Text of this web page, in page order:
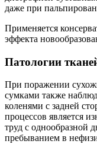
даже при
Применяется
эффекта
Патологии
При поражении
сумками также
коленями с задней
процессов является
труд с однообразной
пребыванием в